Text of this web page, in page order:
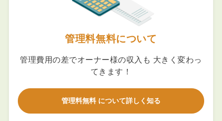
管理料無料について
管理費用の差でオーナー様の収入も 大きく変わっ
てきます！
管理料無料 について詳しく知る